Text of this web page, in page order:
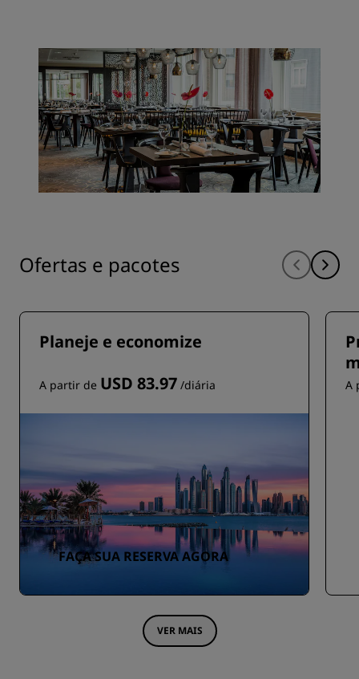
Ofertas e pacotes
Planeje e economize
A partir de USD 83.97 /diária
FAÇA SUA RESERVA AGORA
A
VER MAIS